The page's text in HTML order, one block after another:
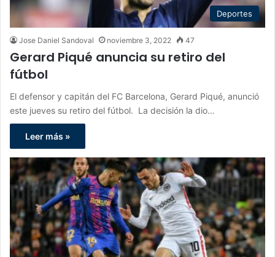
Deportes
Jose Daniel Sandoval noviembre 3, 2022 47
Gerard Piqué anuncia su retiro del
fútbol
El defensor y capitán del FC Barcelona, Gerard Piqué, anunció
este jueves su retiro del fútbol. La decisión la dio…
Leer más »